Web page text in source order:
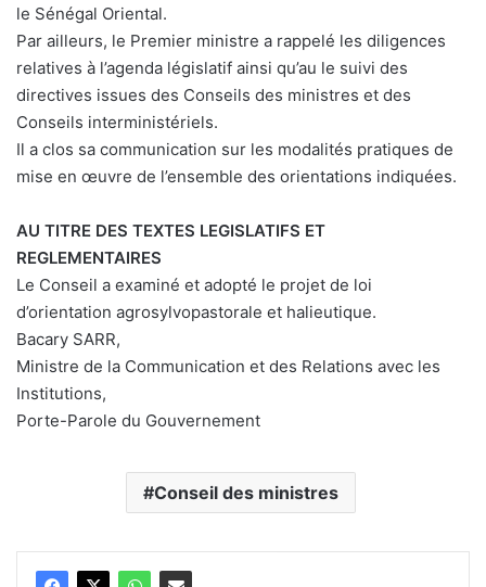
le Sénégal Oriental.
Par ailleurs, le Premier ministre a rappelé les diligences
relatives à l’agenda législatif ainsi qu’au le suivi des
directives issues des Conseils des ministres et des
Conseils interministériels.
Il a clos sa communication sur les modalités pratiques de
mise en œuvre de l’ensemble des orientations indiquées.
AU TITRE DES TEXTES LEGISLATIFS ET
REGLEMENTAIRES
Le Conseil a examiné et adopté le projet de loi
d’orientation agrosylvopastorale et halieutique.
Bacary SARR,
Ministre de la Communication et des Relations avec les
Institutions,
Porte-Parole du Gouvernement
Conseil des ministres